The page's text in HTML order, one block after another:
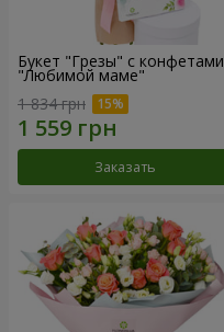
Букет "Грезы" с конфетами
"Любимой маме"
1 834 грн
Заказать